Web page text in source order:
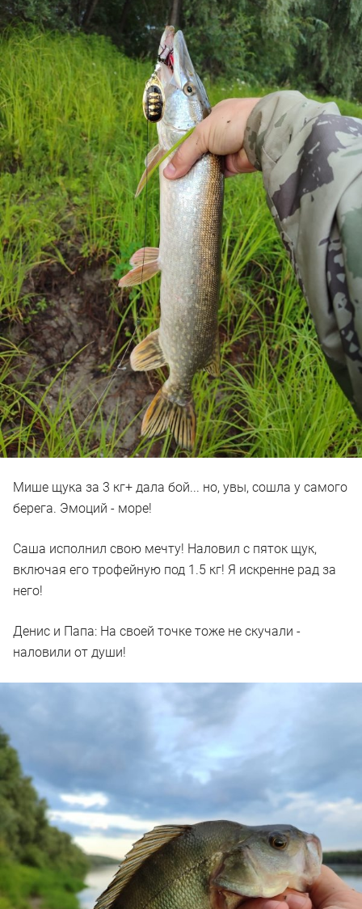
Мише щука за 3 кг+ дала бой... но, увы, сошла у самого
берега. Эмоций - море!
Саша исполнил свою мечту! Наловил с пяток щук,
включая его трофейную под 1.5 кг! Я искренне рад за
него!
Денис и Папа: На своей точке тоже не скучали -
наловили от души!